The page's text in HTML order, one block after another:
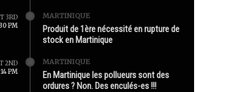
3RD
PM
MARTINIQUE
Produit de 1ère nécessité en rupture de
stock en Martinique
2ND
PM
MARTINIQUE
En Martinique les pollueurs sont des
ordures ? Non. Des enculés-es !!!